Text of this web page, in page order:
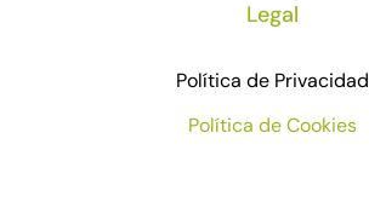
Legal
Política de Privacidad
Política de Cookies